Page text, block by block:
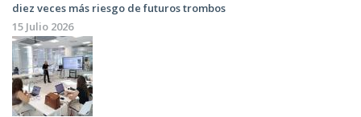
diez veces más riesgo de futuros trombos
15 Julio 2026